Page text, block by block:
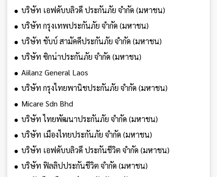
บริษัท เอฟดับบลิวดี ประกันภัย จำกัด (มหาชน)
บริษัท กรุงเทพประกันภัย จำกัด (มหาชน)
บริษัท ชับบ์ สามัคคีประกันภัย จำกัด (มหาชน)
บริษัท ซิกน่าประกันภัย จำกัด (มหาชน)
Aiilanz General Laos
บริษัท กรุงไทยพานิชประกันภัย จำกัด (มหาชน)
Micare Sdn Bhd
บริษัท ไทยพัฒนาประกันภัย จำกัด (มหาชน)
บริษัท เมืองไทยประกันภัย จำกัด (มหาชน)
บริษัท เอฟดับบลิวดี ประกันชีวิต จำกัด (มหาชน)
บริษัท ฟิลลิปประกันชีวิต จำกัด (มหาชน)